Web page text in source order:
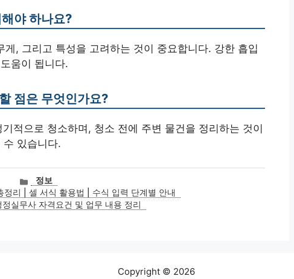
야 하나요?
, 그리고 특성을 고려하는 것이 중요합니다. 강한 흡입
움이 됩니다.
점은 무엇인가요?
적으로 청소하며, 청소 전에 주변 물건을 정리하는 것이
수 있습니다.
카
테
고
정보
정리 | 셀 서식 활용법 | 수식 입력 단계별 안내
실무사 자격요건 및 업무 내용 정리
Copyright © 2026